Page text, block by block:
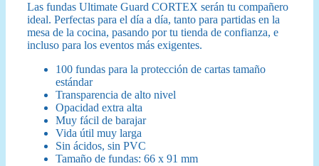
Las fundas Ultimate Guard CORTEX serán tu compañero
ideal. Perfectas para el día a día, tanto para partidas en la
mesa de la cocina, pasando por tu tienda de confianza, e
incluso para los eventos más exigentes.
100 fundas para la protección de cartas tamaño
estándar
Transparencia de alto nivel
Opacidad extra alta
Muy fácil de barajar
Vida útil muy larga
Sin ácidos, sin PVC
Tamaño de fundas: 66 x 91 mm